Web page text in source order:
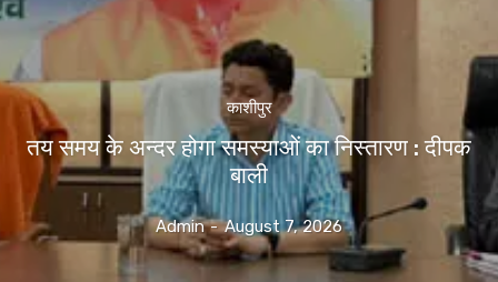
काशीपुर
तय समय के अन्दर होगा समस्याओं का निस्तारण : दीपक
बाली
Admin - August 7, 2026